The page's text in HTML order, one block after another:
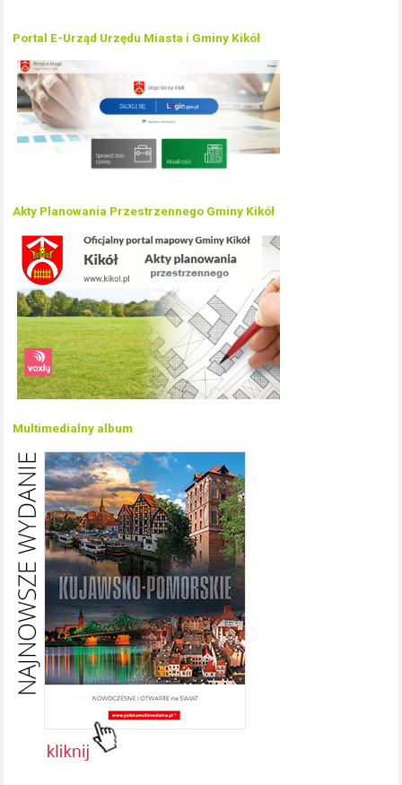
Portal E-Urząd Urzędu Miasta i Gminy Kikół
Akty Planowania Przestrzennego Gminy Kikół
Multimedialny album